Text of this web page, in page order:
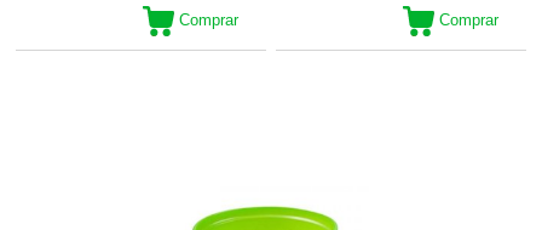
Comprar Comprar